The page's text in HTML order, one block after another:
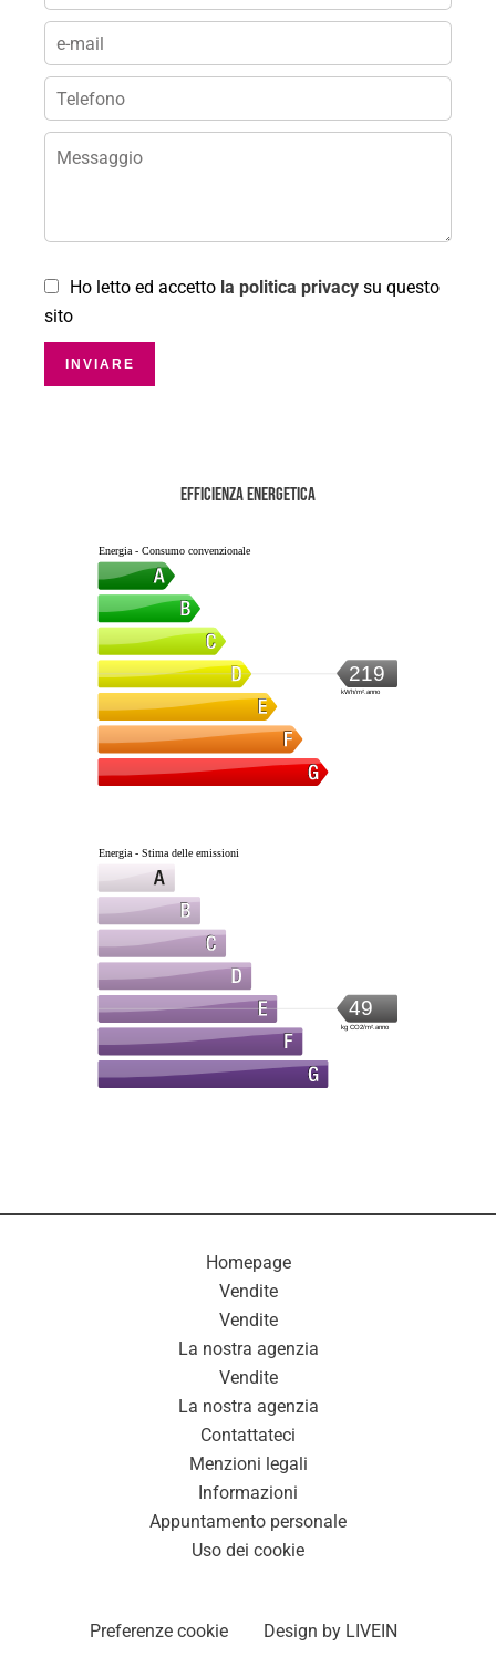
Ho letto ed accetto la politica privacy su questo
sito
INVIARE
Efficienza energetica
Energia - Consumo convenzionale
219
kWh/m².anno
Energia - Stima delle emissioni
49
kg CO2/m².anno
Homepage
Vendite
Vendite
La nostra agenzia
Vendite
La nostra agenzia
Contattateci
Menzioni legali
Informazioni
Appuntamento personale
Uso dei cookie
Preferenze cookie Design by LIVEIN